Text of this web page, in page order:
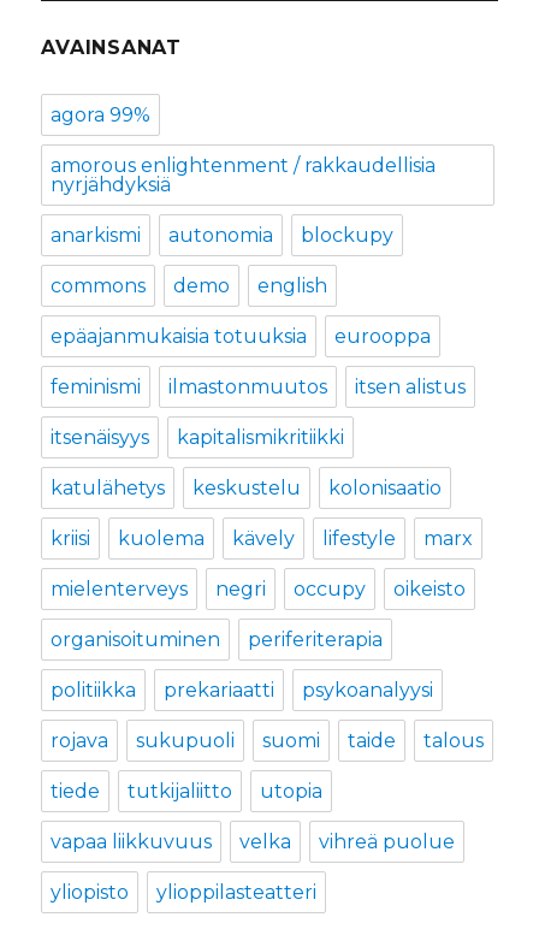
AVAINSANAT
agora 99%
amorous enlightenment / rakkaudellisia
nyrjähdyksiä
anarkismi autonomia blockupy
commons demo english
epäajanmukaisia totuuksia eurooppa
feminismi ilmastonmuutos itsen alistus
itsenäisyys kapitalismikritiikki
katulähetys keskustelu kolonisaatio
kriisi kuolema kävely lifestyle marx
mielenterveys negri occupy oikeisto
organisoituminen periferiterapia
politiikka prekariaatti psykoanalyysi
rojava sukupuoli suomi taide talous
tiede tutkijaliitto utopia
vapaa liikkuvuus velka vihreä puolue
yliopisto ylioppilasteatteri